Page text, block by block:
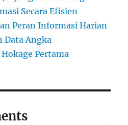
Secara Efisien
Peran Informasi Harian
Data Angka
Pertama